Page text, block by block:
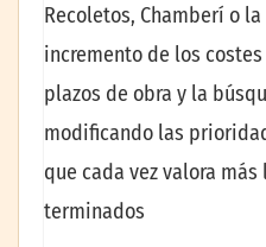
Recoletos, Chamberí o
incremento de los
plazos de obra y la
modificando las
que cada vez valora
terminados